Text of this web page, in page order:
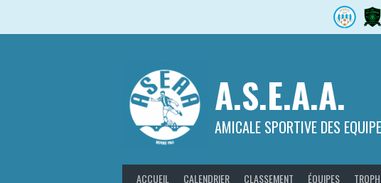
A.S.E.A.A.
AMICALE SPORTIVE DES
ACCUEIL CALENDRIER CLASSEMENT ÉQUIPES